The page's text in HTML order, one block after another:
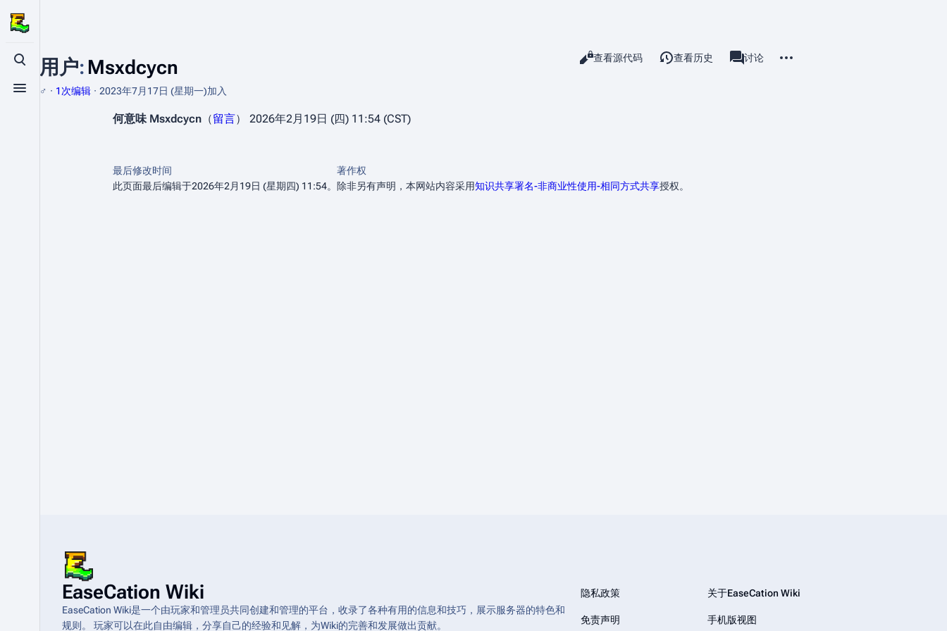
打开/关闭搜索
打开/关闭菜单
用户: Msxdcycn
♂ 1次编辑 2023年7月17日 (星期一)加入
查看阅读
查看源代码 查看历史 associated-pages
用户页
讨论
何意味 Msxdcycn （留言） 2026年2月19日 (四) 11:54 (CST)
最后修改时间
此页面最后编辑于2026年2月19日 (星期四) 11:54。
著作权
除非另有声明，本网站内容采用知识共享署名-非商业性使用-相同方式共享授权。
EaseCation Wiki
EaseCation Wiki是一个由玩家和管理员共同创建和管理的平台，收录了各种有用的信息和技巧，展示服务器的特色和
规则。 玩家可以在此自由编辑，分享自己的经验和见解，为Wiki的完善和发展做出贡献。
隐私政策 关于EaseCation Wiki
免责声明 手机版视图